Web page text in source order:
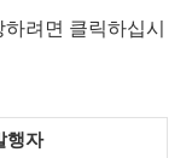
려면 클릭하십시
행자